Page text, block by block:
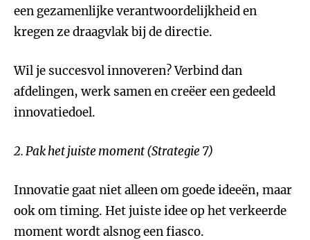
een gezamenlijke verantwoordelijkheid en
kregen ze draagvlak bij de directie.
Wil je succesvol innoveren? Verbind dan
afdelingen, werk samen en creëer een gedeeld
innovatiedoel.
2. Pak het juiste moment (Strategie 7)
Innovatie gaat niet alleen om goede ideeën, maar
ook om timing. Het juiste idee op het verkeerde
moment wordt alsnog een fiasco.